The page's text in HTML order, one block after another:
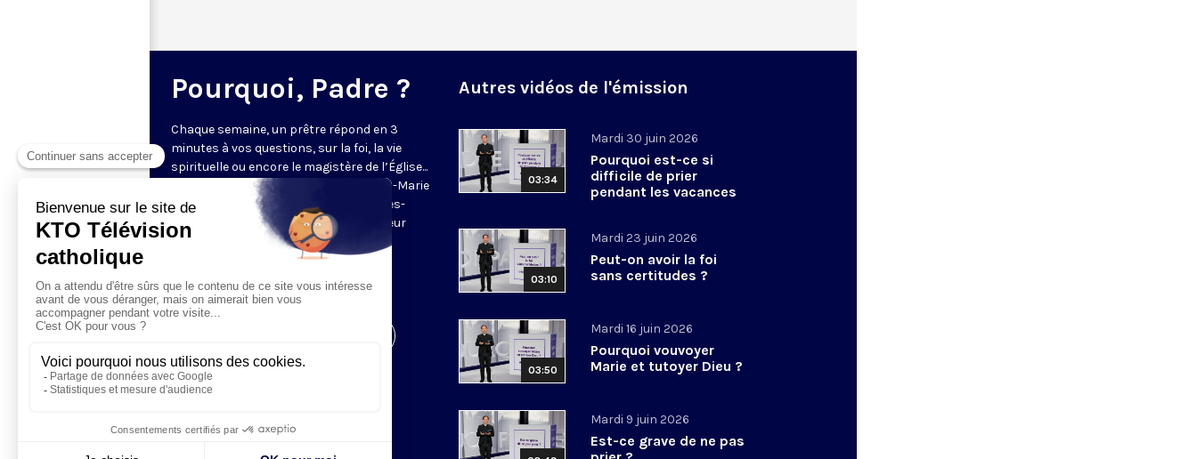
Pourquoi, Padre ?
Chaque semaine, un prêtre répond en 3
minutes à vos questions, sur la foi, la vie
spirituelle ou encore le magistère de l’Église...
Cette année, ce sont les pères Charles-Marie
Rigail, Thibaut de Rincquesen et Charles-
Thierry Ndjandjo qui vous proposent leur
réflexion et leur éclairage.
àpourquoipadre@ktotv.com
Autres vidéos de l'émission
03:34
Mardi 30 juin 2026
Pourquoi est-ce si
difficile de prier
pendant les vacances
03:10
Mardi 23 juin 2026
Peut-on avoir la foi
sans certitudes ?
03:50
Mardi 16 juin 2026
Pourquoi vouvoyer
Marie et tutoyer Dieu ?
Mardi 9 juin 2026
Est-ce grave de ne pas